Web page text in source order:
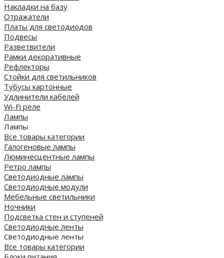
Накладки на базу
Отражатели
Платы для светодиодов
Подвесы
Разветвители
Рамки декоративные
Рефлекторы
Стойки для светильников
Тубусы картонные
Удлинители кабелей
Wi-Fi реле
Лампы
Лампы
Все товары категории
Галогеновые лампы
Люминесцентные лампы
Ретро лампы
Светодиодные лампы
Светодиодные модули
Мебельные светильники
Ночники
Подсветка стен и ступеней
Светодиодные ленты
Светодиодные ленты
Все товары категории